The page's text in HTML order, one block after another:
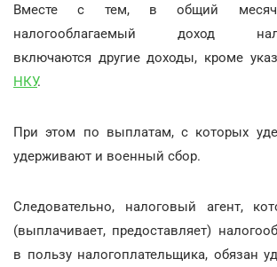
Вместе с тем, в общий
налогооблагаемый доход
включаются другие доходы, кроме
НКУ.
При этом по выплатам, с которых
удерживают и военный сбор.
Следовательно, налоговый агент,
(выплачивает, предоставляет)
в пользу налогоплательщика, обязан